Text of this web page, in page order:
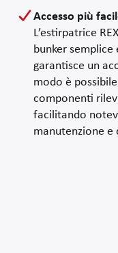
Il dispositivo di
Sistemi di assistenza
Speedtronic-Cruise
Con il sistema di
Sistema Visual Protect
Il sistema di
Accesso più
L’estirpatrice
bunker
garantisce un
modo è
componenti
facilitando
manutenzione